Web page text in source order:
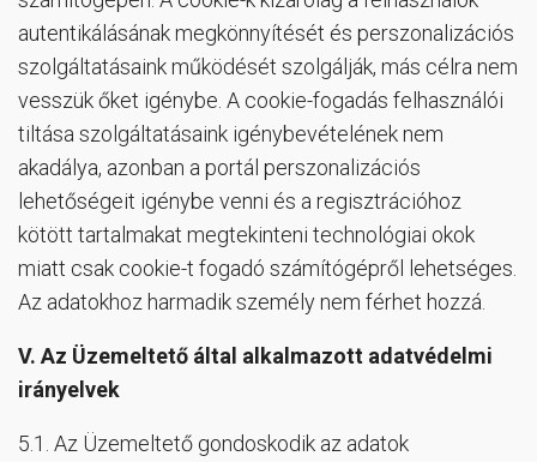
autentikálásának megkönnyítését és perszonalizációs
szolgáltatásaink működését szolgálják, más célra nem
vesszük őket igénybe. A cookie-fogadás felhasználói
tiltása szolgáltatásaink igénybevételének nem
akadálya, azonban a portál perszonalizációs
lehetőségeit igénybe venni és a regisztrációhoz
kötött tartalmakat megtekinteni technológiai okok
miatt csak cookie-t fogadó számítógépről lehetséges.
Az adatokhoz harmadik személy nem férhet hozzá.
V. Az Üzemeltető által alkalmazott adatvédelmi
irányelvek
5.1. Az Üzemeltető gondoskodik az adatok